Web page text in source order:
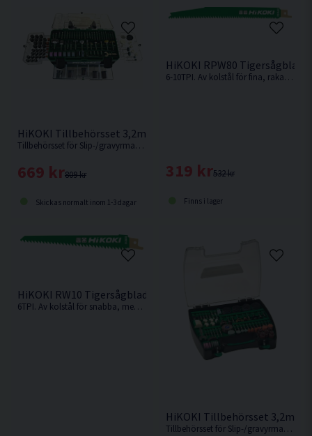
HiKOKI Tillbehörsset 3,2mm 389 delar
Tillbehörsset för Slip-/gravyrmaskiner, 389delar
809 kr
669 kr
Skickas normalt inom 1-3 dagar
HiKOKI RPW80 Tigersågblad
6-10TPI. Av kolstål för fina, raka snitt i mjuka material som t.ex mjukt trä, kryssfanér etc.
532 kr
319 kr
Finns i lager
HiKOKI RW10 Tigersågblad Trä 150mm 5-pack
6TPI. Av kolstål för snabba, medelgrova till grova snitt i t.ex hårt och mjukt trä, plast och legeringar.
HiKOKI Tillbehörsset 3,2mm
Tillbehörsset för Slip-/gravyrmaskiner, 220 delar